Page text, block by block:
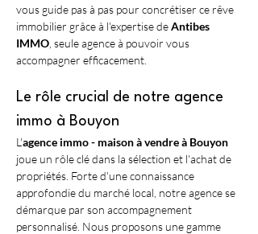
vous guide pas à pas pour concrétiser ce rêve
immobilier grâce à l'expertise de Antibes
IMMO , seule agence à pouvoir vous
accompagner efficacement.
Le rôle crucial de notre agence
immo à Bouyon
L'agence immo - maison à vendre à Bouyon
joue un rôle clé dans la sélection et l'achat de
propriétés. Forte d'une connaissance
approfondie du marché local, notre agence se
démarque par son accompagnement
personnalisé. Nous proposons une gamme